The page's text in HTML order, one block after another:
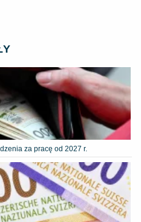
za pracę od 2027 r.